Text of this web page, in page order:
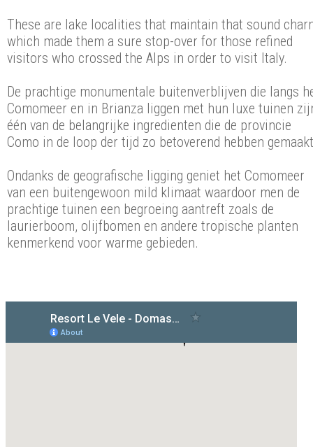
These are lake localities that maintain that sound
which made them a sure stop-over for those refined
visitors who crossed the Alps in order to visit Italy.
De prachtige monumentale buitenverblijven die langs
Comomeer en in Brianza liggen met hun luxe tuinen
één van de belangrijke ingredienten die de provincie
Como in de loop der tijd zo betoverend hebben
Ondanks de geografische ligging geniet het Comomeer
van een buitengewoon mild klimaat waardoor men de
prachtige tuinen een begroeing aantreft zoals de
laurierboom, olijfbomen en andere tropische planten
kenmerkend voor warme gebieden.